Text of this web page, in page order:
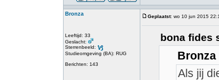
Bronza
Leeftijd: 33
Geslacht:
Sterrenbeeld:
Studieomgeving (BA): RUG
Berichten: 143
Geplaatst: wo 10 jun 2015
bona fides
Als jij